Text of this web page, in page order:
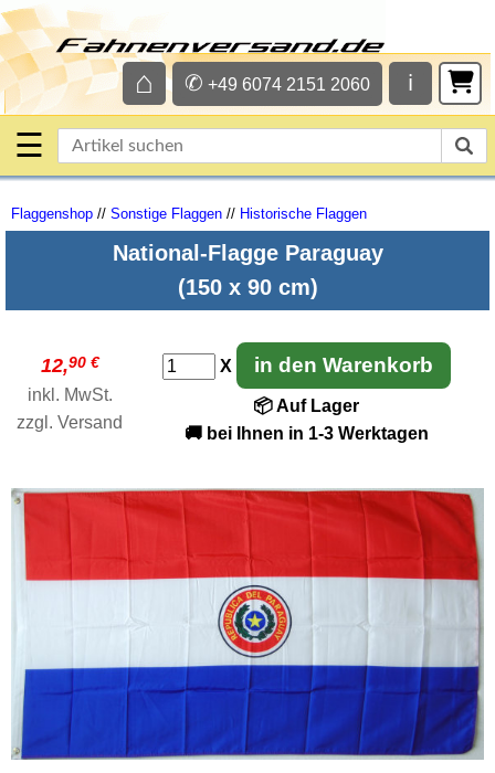
ℹ
✆ +49 6074 2151 2060
⌂
☰
Flaggenshop // Sonstige Flaggen // Historische Flaggen
National-Flagge Paraguay
(150 x 90 cm)
12,90 €
inkl. MwSt.
zzgl. Versand
X in den Warenkorb
📦 Auf Lager
🚚 bei Ihnen in 1-3 Werktagen